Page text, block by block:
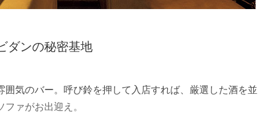
ダンの秘密基地
気のバー。呼び鈴を押して入店すれば、厳選した酒を並
ァがお出迎え。